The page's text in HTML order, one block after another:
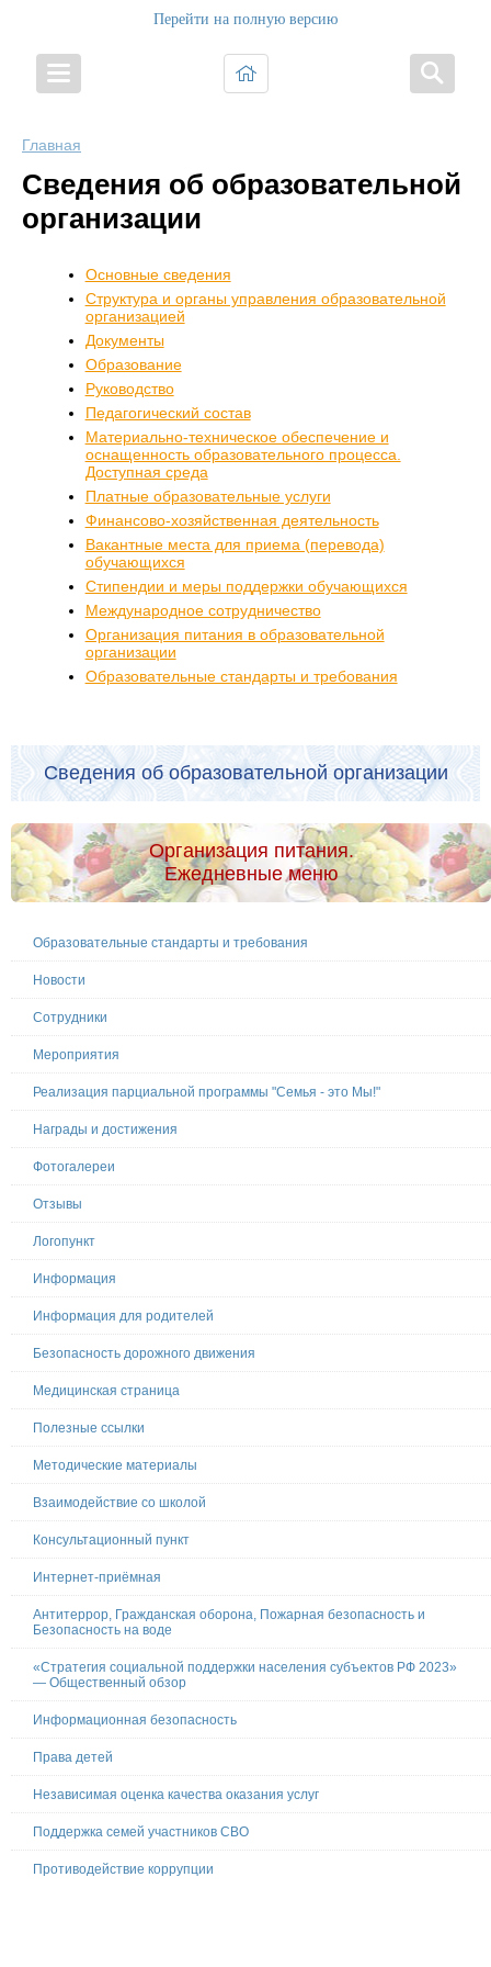
Перейти на полную версию
Главная
Сведения об образовательной
организации
Основные сведения
Структура и органы управления образовательной
организацией
Документы
Образование
Руководство
Педагогический состав
Материально-техническое обеспечение и
оснащенность образовательного процесса.
Доступная среда
Платные образовательные услуги
Финансово-хозяйственная деятельность
Вакантные места для приема (перевода)
обучающихся
Стипендии и меры поддержки обучающихся
Международное сотрудничество
Организация питания в образовательной
организации
Образовательные стандарты и требования
Сведения об образовательной организации
Организация питания.
Ежедневные меню
Образовательные стандарты и требования
Новости
Сотрудники
Мероприятия
Реализация парциальной программы "Семья - это Мы!"
Награды и достижения
Фотогалереи
Отзывы
Логопункт
Информация
Информация для родителей
Безопасность дорожного движения
Медицинская страница
Полезные ссылки
Методические материалы
Взаимодействие со школой
Консультационный пункт
Интернет-приёмная
Антитеррор, Гражданская оборона, Пожарная безопасность и
Безопасность на воде
«Стратегия социальной поддержки населения субъектов РФ 2023»
— Общественный обзор
Информационная безопасность
Права детей
Независимая оценка качества оказания услуг
Поддержка семей участников СВО
Противодействие коррупции